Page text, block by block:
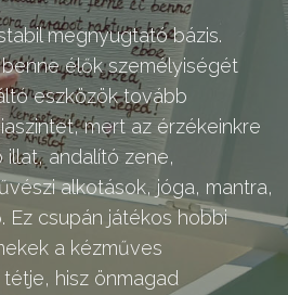
megnyugtató bázis.
élők személyiségét
eszközök tovább
mert az érzékeinkre
andalító zene,
alkotások, jóga, mantra,
Ez csupán játékos hobbi
a kézműves
hisz önmagad